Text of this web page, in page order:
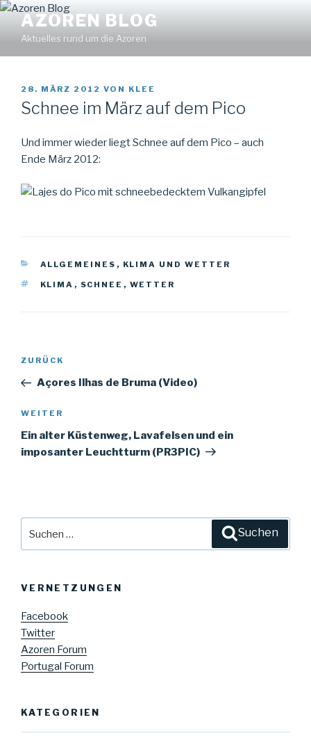
Zum
Inhalt
springen
AZOREN BLOG
Aktuelles rund um die Azoren
VERÖFFENTLICHT
AM
28. MÄRZ 2012 VON KLEE
Schnee im März auf dem Pico
Und immer wieder liegt Schnee auf dem Pico – auch
Ende März 2012:
KATEGORIEN
ALLGEMEINES , KLIMA UND WETTER
SCHLAGWÖRTER
KLIMA , SCHNEE , WETTER
Beitrags-
Vorheriger
Beitrag
ZURÜCK
Açores Ilhas de Bruma (Video)
Nächster
Beitrag
WEITER
Ein alter Küstenweg, Lavafelsen und ein
imposanter Leuchtturm (PR3PIC)
Suchen
VERNETZUNGEN
Facebook
Twitter
Azoren Forum
Portugal Forum
KATEGORIEN